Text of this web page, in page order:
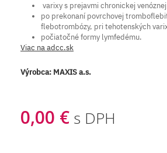
varixy s prejavmi chronickej
po prekonaní povrchovej
flebotrombózy, pri tehotenských
počiatočné formy lymfedému.
Viac na adcc.sk
Výrobca: MAXIS a.s.
0,00 € s DPH